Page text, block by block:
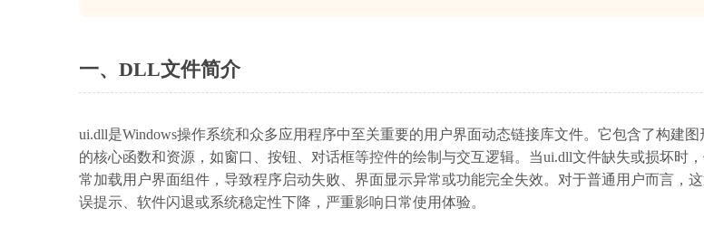
一、DLL文件简介
ui.dll是Windows操作系统和众多应用程序中至关重要的用户界面动态链接库文件。它包含了构建
的核心函数和资源，如窗口、按钮、对话框等控件的绘制与交互逻辑。当ui.dll文件缺失或损坏时
常加载用户界面组件，导致程序启动失败、界面显示异常或功能完全失效。对于普通用户而言，
误提示、软件闪退或系统稳定性下降，严重影响日常使用体验。